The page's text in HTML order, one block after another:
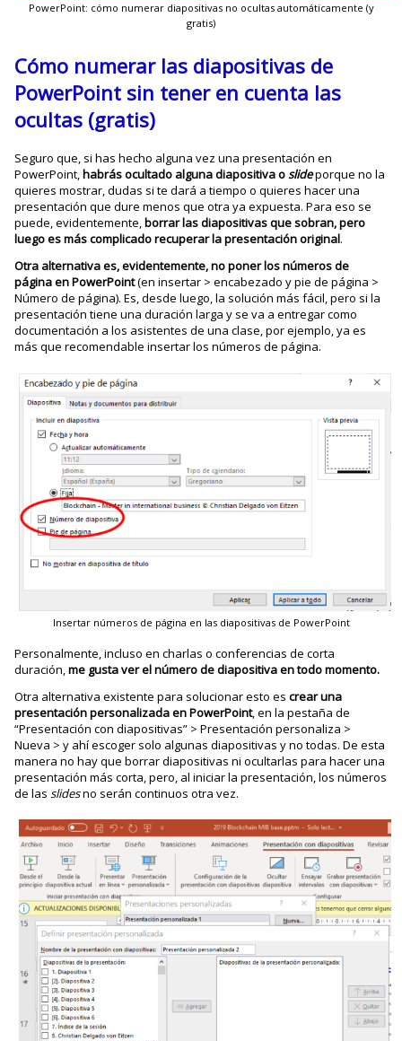
PowerPoint: cómo numerar diapositivas no ocultas automáticamente (y
gratis)
Cómo numerar las diapositivas de
PowerPoint sin tener en cuenta las
ocultas (gratis)
Seguro que, si has hecho alguna vez una presentación en
PowerPoint, habrás ocultado alguna diapositiva oslideporque no la
quieres mostrar, dudas si te dará a tiempo o quieres hacer una
presentación que dure menos que otra ya expuesta. Para eso se
puede, evidentemente, borrar las diapositivas que sobran, pero
luego es más complicado recuperar la presentación original.
Otra alternativa es, evidentemente, no poner los números de
página en PowerPoint(en insertar > encabezado y pie de página >
Número de página). Es, desde luego, la solución más fácil, pero si la
presentación tiene una duración larga y se va a entregar como
documentación a los asistentes de una clase, por ejemplo, ya es
más que recomendable insertar los números de página.
Insertar números de página en las diapositivas de PowerPoint
Personalmente, incluso en charlas o conferencias de corta
duración,me gusta ver el número de diapositiva en todo momento.
Otra alternativa existente para solucionar esto escrear una
presentación personalizada en PowerPoint, en la pestaña de
“Presentación con diapositivas” > Presentación personaliza >
Nueva > y ahí escoger solo algunas diapositivas y no todas. De esta
manera no hay que borrar diapositivas ni ocultarlas para hacer una
presentación más corta, pero, al iniciar la presentación, los números
de lasslidesno serán continuos otra vez.